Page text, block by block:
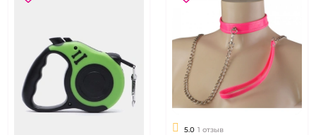
5.0 1 отзыв